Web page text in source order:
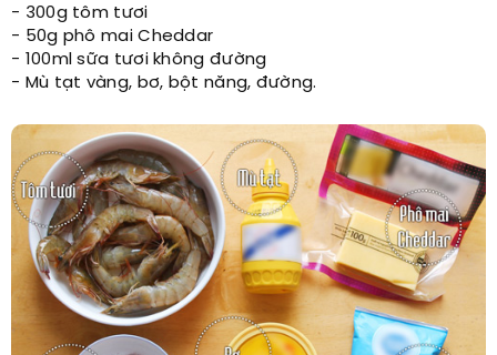
- 300g tôm tươi
- 50g phô mai Cheddar
- 100ml sữa tươi không đường
- Mù tạt vàng, bơ, bột năng, đường.